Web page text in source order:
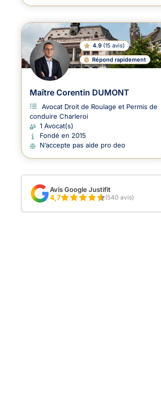
4.9 (15 avis)
Répond rapidement
Maître Corentin DUMONT
Avocat Droit de Roulage et Permis de
conduire Charleroi
1 Avocat(s)
Fondé en 2015
N’accepte pas aide pro deo
Avis Google Justifit
4,7 (540 avis)